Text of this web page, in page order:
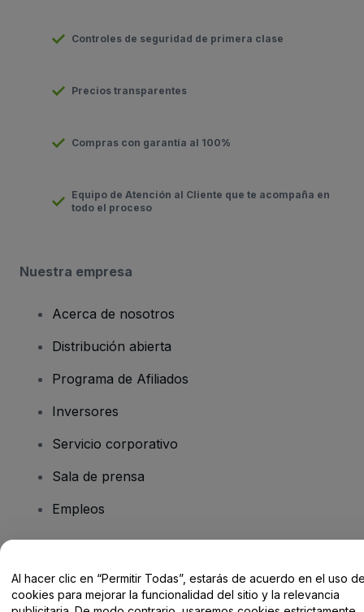
Controles de seguridad de primera clase
Precios transparentes
Compras con garantía al 100%
Equipo de Atención al Cliente que te acompaña en
todo el proceso
Nuestra empresa
Acerca de nosotros
Distribución abierta
Programa de Afiliados
Inversores
Servicio corporativo
Sala de prensa
Empleos
Centro de Ayuda / Contacto
Al hacer clic en “Permitir Todas”, estarás de acuerdo en el uso
cookies para mejorar la funcionalidad del sitio y la relevancia